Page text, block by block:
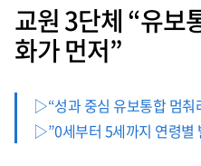
교원 3단체 “유보
화가 먼저”
▷“성과 중심 유보통합 멈
▷”0세부터 5세까지 연령별